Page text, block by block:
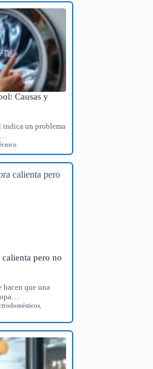
Causas y
indica un problema
calienta pero no
hacen que una